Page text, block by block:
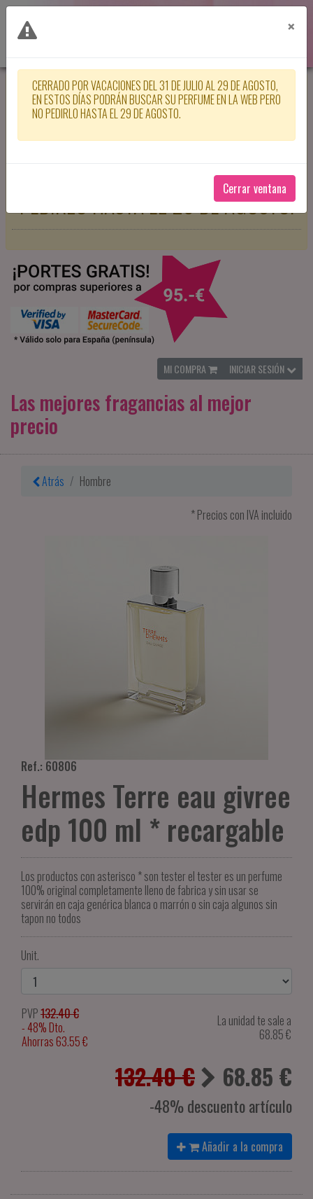
CERRADO POR VACACIONES DEL 31
DE JULIO AL 29 DE AGOSTO, EN
ESTOS DÍAS PODRÁN BUSCAR SU
PERFUME EN LA WEB PERO NO
PEDIRLO HASTA EL 29 DE AGOSTO.
MI COMPRA INICIAR SESIÓN
Las mejores fragancias al mejor
precio
Atrás
Hombre
* Precios con IVA incluido
Ref.: 60806
Hermes Terre eau givree
edp 100 ml * recargable
Los productos con asterisco * son tester el tester es un perfume
100% original completamente lleno de fabrica y sin usar se
servirán en caja genérica blanca o marrón o sin caja algunos sin
tapon no todos
Unit.
PVP132.40 €
- 48% Dto.
Ahorras 63.55 €
La unidad te sale a
68.85€
132.40 € 68.85 €
-48% descuento artículo
Añadir a la compra
×
CERRADO POR VACACIONES DEL 31 DE JULIO AL 29 DE AGOSTO,
EN ESTOS DÍAS PODRÁN BUSCAR SU PERFUME EN LA WEB PERO
NO PEDIRLO HASTA EL 29 DE AGOSTO.
Cerrar ventana